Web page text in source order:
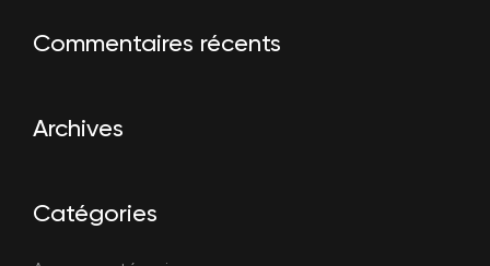
Commentaires récents
Archives
Catégories